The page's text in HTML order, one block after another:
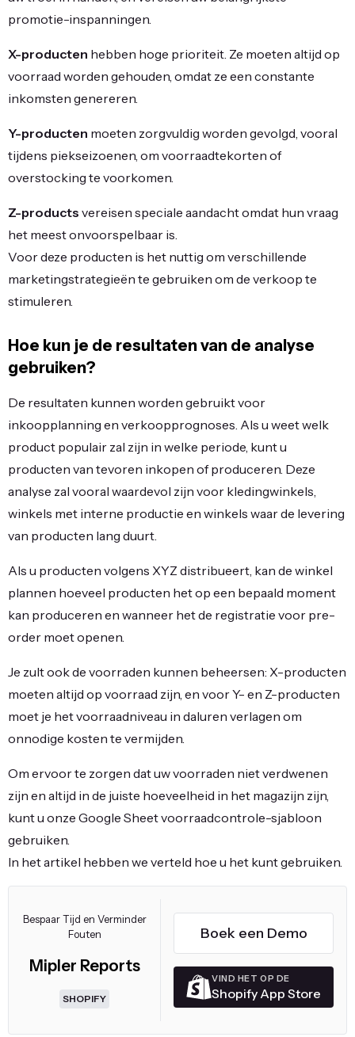
promotie-inspanningen.
X-producten hebben hoge prioriteit. Ze moeten altijd op
voorraad worden gehouden, omdat ze een constante
inkomsten genereren.
Y-producten moeten zorgvuldig worden gevolgd, vooral
tijdens piekseizoenen, om voorraadtekorten of
overstocking te voorkomen.
Z-products vereisen speciale aandacht omdat hun vraag
het meest onvoorspelbaar is.
Voor deze producten is het nuttig om verschillende
marketingstrategieën te gebruiken om de verkoop te
stimuleren.
Hoe kun je de resultaten van de analyse
gebruiken?
De resultaten kunnen worden gebruikt voor
inkoopplanning en verkoopprognoses. Als u weet welk
product populair zal zijn in welke periode, kunt u
producten van tevoren inkopen of produceren. Deze
analyse zal vooral waardevol zijn voor kledingwinkels,
winkels met interne productie en winkels waar de levering
van producten lang duurt.
Als u producten volgens XYZ distribueert, kan de winkel
plannen hoeveel producten het op een bepaald moment
kan produceren en wanneer het de registratie voor pre-
order moet openen.
Je zult ook de voorraden kunnen beheersen: X-producten
moeten altijd op voorraad zijn, en voor Y- en Z-producten
moet je het voorraadniveau in daluren verlagen om
onnodige kosten te vermijden.
Om ervoor te zorgen dat uw voorraden niet verdwenen
zijn en altijd in de juiste hoeveelheid in het magazijn zijn,
kunt u onze Google Sheet voorraadcontrole-sjabloon
gebruiken.
In het artikel hebben we verteld hoe u het kunt gebruiken.
Bespaar Tijd en Verminder
Fouten
Mipler Reports
SHOPIFY
Boek een Demo
VIND HET OP DE
Shopify App Store